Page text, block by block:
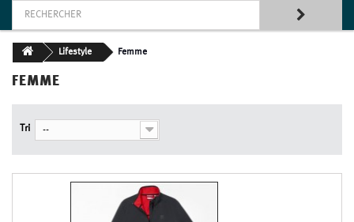
Lifestyle Femme
FEMME
Tri --